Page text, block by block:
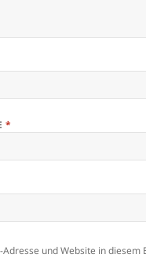
*
Adresse und Website in diesem